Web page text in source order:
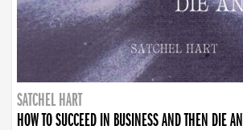
SATCHEL HART
HOW TO SUCCEED IN BUSINESS AND THEN DIE